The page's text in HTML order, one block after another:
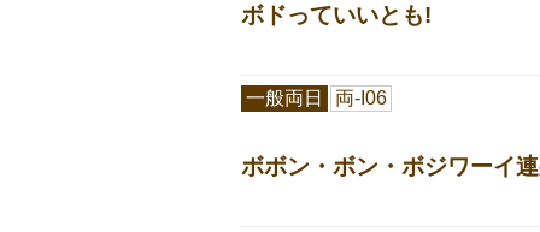
ボドっていいとも!
ボボン・ボン・ボジワーイ
一般両日 両-I06